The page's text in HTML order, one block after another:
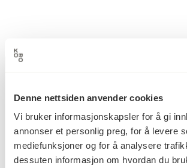
Denne nettsiden anvender cookies
Vi bruker informasjonskapsler for å gi
annonser et personlig preg, for å levere
mediefunksjoner og for å analysere
dessuten informasjon om hvordan du
Postadresse
Postboks 6994